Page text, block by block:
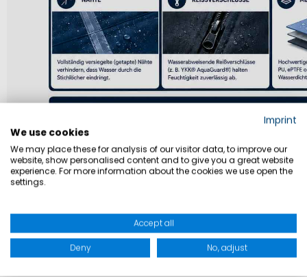
Die Wassersäule gibt an, wie wasserdicht ein Material ist.
bevor Feuchtigkeit eindringt.
• 5.000 mm Wassersäule:
Schutz bei leichtem Regen
Imprint
We use cookies
We may place these for analysis of our visitor data, to improve our
website, show personalised content and to give you a great website
experience. For more information about the cookies we use open the
settings.
Accept all
Deny No, adjust